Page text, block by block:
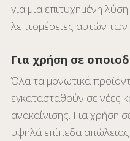
για μια επιτυχημένη
λεπτομέρειες αυτών
Για χρήση σε
Όλα τα μονωτικά
εγκατασταθούν σε νέες
ανακαίνισης. Για χρήση
υψηλά επίπεδα